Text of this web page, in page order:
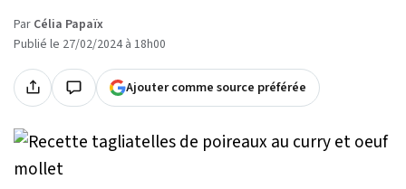
Par Célia Papaïx
Publié le 27/02/2024 à 18h00
Ajouter comme source préférée